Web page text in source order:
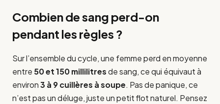
Combien de sang perd-on
pendant les règles ?
Sur l’ensemble du cycle, une femme perd en moyenne
entre 50 et 150 millilitresde sang, ce qui équivaut à
environ3 à 9 cuillères à soupe. Pas de panique, ce
n’est pas un déluge, juste un petit flot naturel. Pensez